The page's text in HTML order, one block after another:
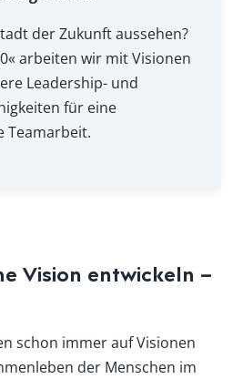
der Zukunft aussehen?
arbeiten wir mit Visionen
Leadership- und
für eine
Teamarbeit.
Vision entwickeln –
schon immer auf Visionen
der Menschen im